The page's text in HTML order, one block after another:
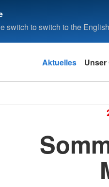
switch to switch to the
Aktuelles Unser